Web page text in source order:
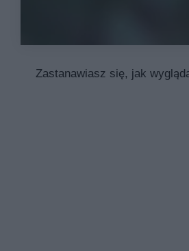
Zastanawiasz się, jak